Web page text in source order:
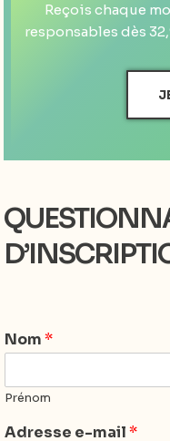
Reçois chaque
responsables dès
Nom*
Prénom
Adresse e-mail*